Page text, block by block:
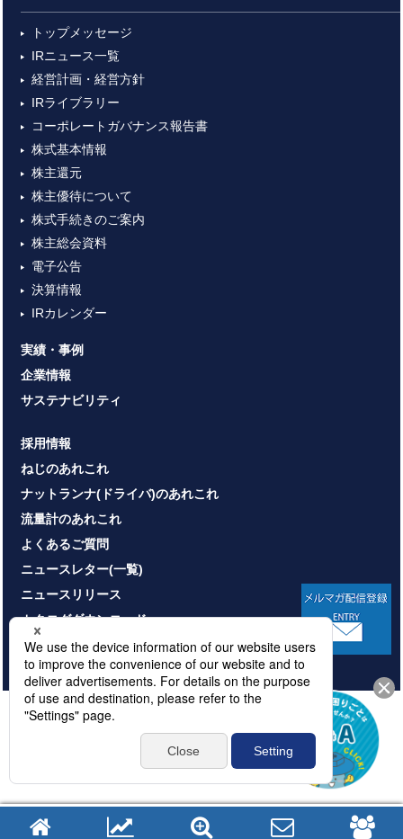
トップメッセージ
IRニュース一覧
経営計画・経営方針
IRライブラリー
コーポレートガバナンス報告書
株式基本情報
株主還元
株主優待について
株式手続きのご案内
株主総会資料
電子公告
決算情報
IRカレンダー
実績・事例
企業情報
サステナビリティ
採用情報
ねじのあれこれ
ナットランナ(ドライバ)のあれこれ
流量計のあれこれ
よくあるご質問
ニュースレター(一覧)
ニュースリリース
カタログダウンロード
お問い合わせ
プライバシーポリシー
情報セキュリティ基本方針
© NITTOSEIKO CO., LTD. All rights reserved.